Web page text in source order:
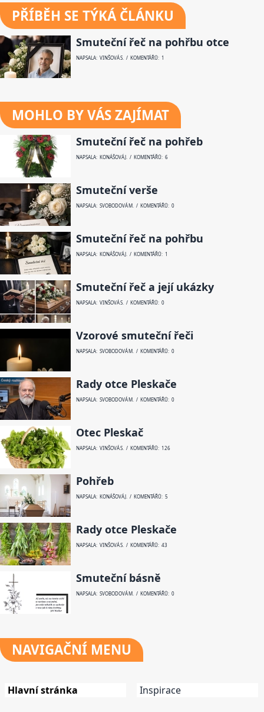
PŘÍBĚH SE TÝKÁ ČLÁNKU
Smuteční řeč na pohřbu otce
NAPSALA: VINŠOVÁ S. / KOMENTÁŘŮ: 1
MOHLO BY VÁS ZAJÍMAT
Smuteční řeč na pohřeb
NAPSALA: KONÁŠOVÁ J. / KOMENTÁŘŮ: 6
Smuteční verše
NAPSALA: SVOBODOVÁ M. / KOMENTÁŘŮ: 0
Smuteční řeč na pohřbu
NAPSALA: KONÁŠOVÁ J. / KOMENTÁŘŮ: 1
Smuteční řeč a její ukázky
NAPSALA: VINŠOVÁ S. / KOMENTÁŘŮ: 0
Vzorové smuteční řeči
NAPSALA: SVOBODOVÁ M. / KOMENTÁŘŮ: 0
Rady otce Pleskače
NAPSALA: SVOBODOVÁ M. / KOMENTÁŘŮ: 0
Otec Pleskač
NAPSALA: VINŠOVÁ S. / KOMENTÁŘŮ: 126
Pohřeb
NAPSALA: KONÁŠOVÁ J. / KOMENTÁŘŮ: 5
Rady otce Pleskače
NAPSALA: VINŠOVÁ S. / KOMENTÁŘŮ: 43
Smuteční básně
NAPSALA: SVOBODOVÁ M. / KOMENTÁŘŮ: 0
NAVIGAČNÍ MENU
Hlavní stránka Inspirace